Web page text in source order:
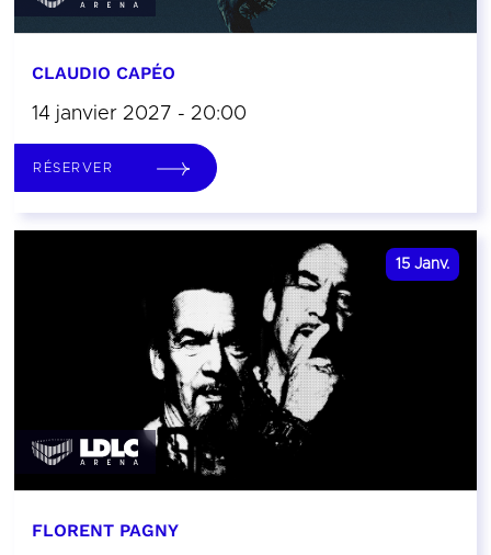
CLAUDIO CAPÉO
14 janvier 2027 - 20:00
RÉSERVER
15 Janv.
FLORENT PAGNY